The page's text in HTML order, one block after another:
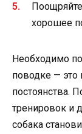
хорошее
Необходимо
поводке — это
постоянства.
тренировок и
собака